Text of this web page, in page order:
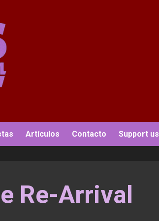
Artículos Contacto Support us
Re-Arrival